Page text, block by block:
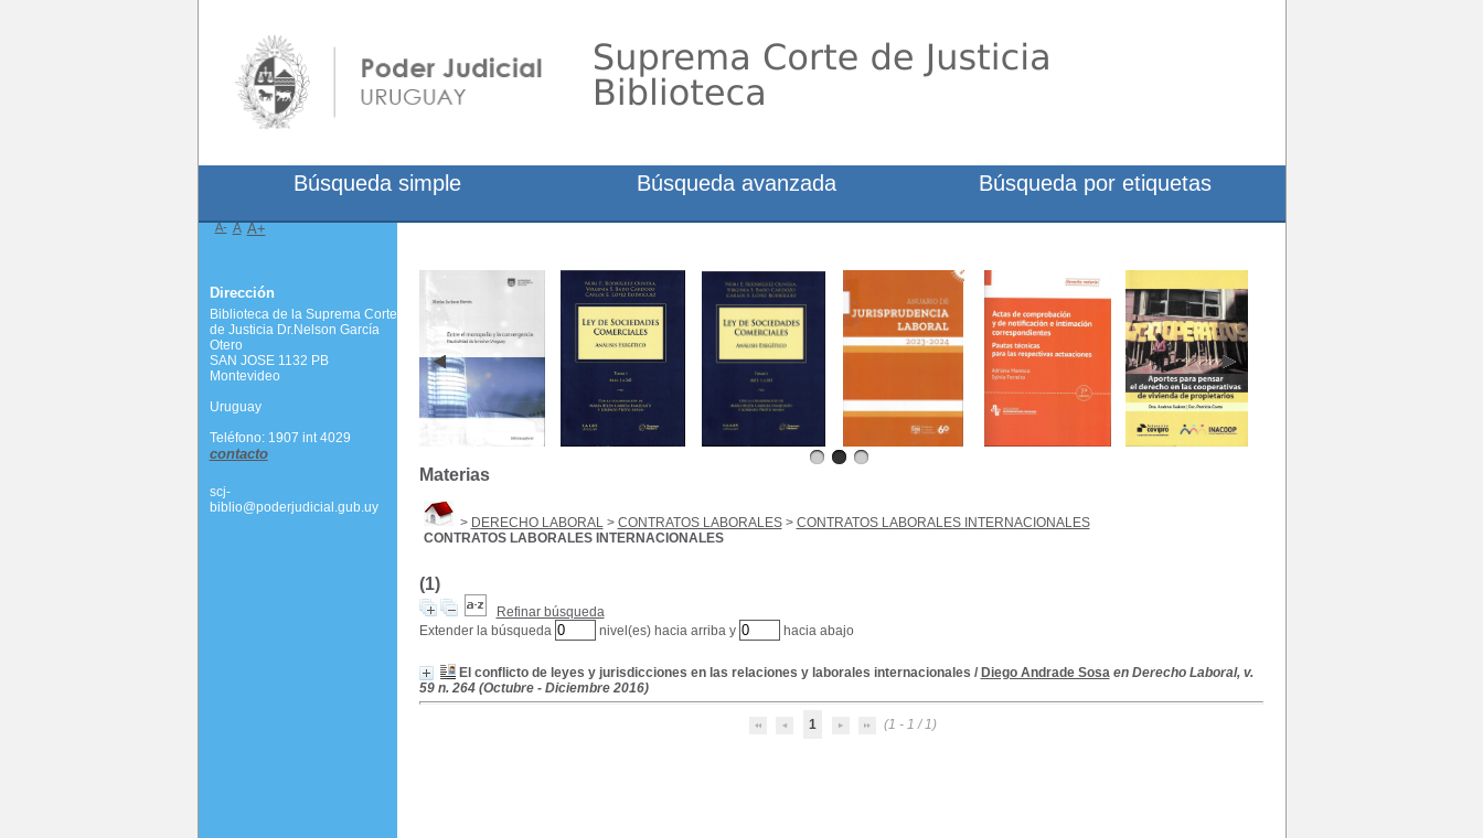
Materias
> DERECHO LABORAL> CONTRATOS LABORALES> CONTRATOS LABORALES INTERNACIONALES
CONTRATOS LABORALES INTERNACIONALES
(1)
Refinar búsqueda
Extender la búsqueda
nivel(es) hacia arriba y hacia abajo
El conflicto de leyes y jurisdicciones en las relaciones y laborales internacionales / Diego Andrade Sosa en Derecho Laboral, v.
59 n. 264 (Octubre - Diciembre 2016)
1 (1 - 1 / 1)
Búsqueda simple Búsqueda avanzada Búsqueda por etiquetas
A- A A+
Dirección
Biblioteca de la Suprema Corte
de Justicia Dr.Nelson García
Otero
SAN JOSE 1132 PB
Montevideo
Uruguay
Teléfono: 1907 int 4029
contacto
scj-
biblio@poderjudicial.gub.uy